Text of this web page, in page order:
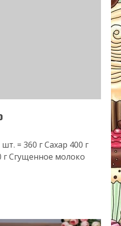
= 360 г Сахар 400 г
г Сгущенное молоко